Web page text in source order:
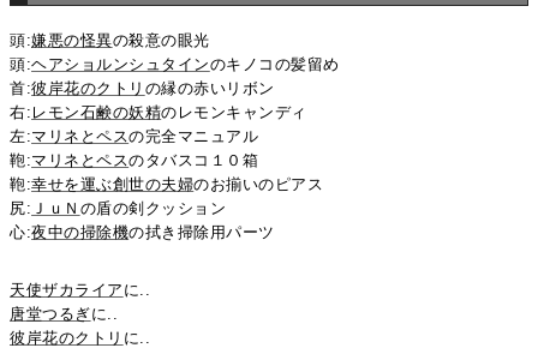
頭:嫌悪の怪異の殺意の眼光
頭:ヘアショルンシュタインのキノコの髪留め
首:彼岸花のクトリ の縁の赤いリボン
右: レモン石鹸の妖精のレモンキャンディ
左:マリネとペスの完全マニュアル
鞄:マリネとペスのタバスコ１０箱
鞄:幸せを運ぶ創世の夫婦のお揃いのピアス
尻: ＪｕＮ の盾の剣クッション
心:夜中の掃除機の拭き掃除用パーツ
天使ザカライア に..
唐堂つるぎに..
彼岸花のクトリ に..